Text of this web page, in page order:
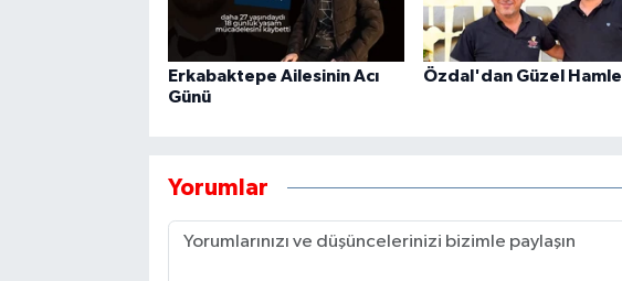
Erkabaktepe Ailesinin Acı
Günü
Özdal'dan Güzel Hamle
Yorumlar